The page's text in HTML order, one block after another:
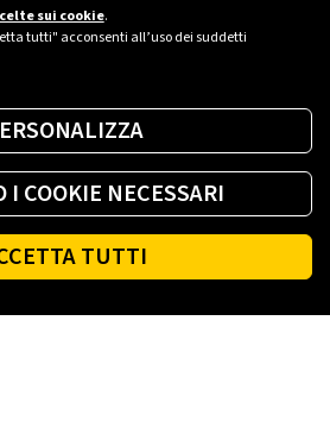
sui cookie.
tutti" acconsenti all’uso dei suddetti
I COOKIE NECESSARI
TUTTI